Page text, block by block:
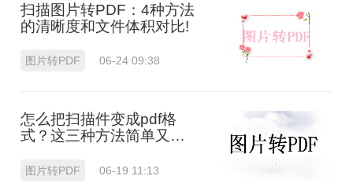
扫描图片转PDF：4种方法
的清晰度和文件体积对比!
图片转PDF 06-24 09:38
怎么把扫描件变成pdf格
式？这三种方法简单又实
图片转PDF 06-19 11:13